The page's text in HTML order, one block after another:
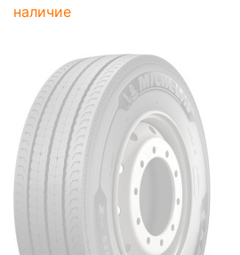
наличие